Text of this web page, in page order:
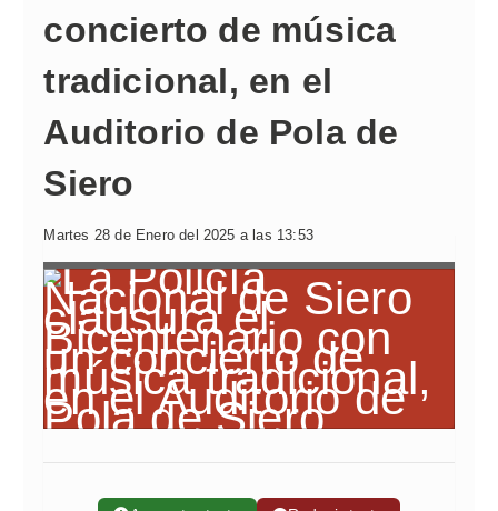
concierto de música
tradicional, en el
Auditorio de Pola de
Siero
Martes 28 de Enero del 2025 a las 13:53